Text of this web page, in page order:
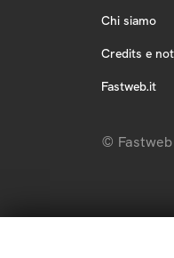
Chi siamo
Credits e
Fastweb.it
©